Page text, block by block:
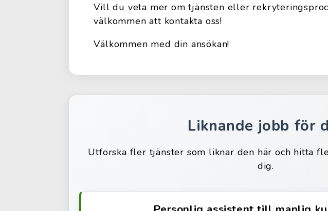
Vill du veta mer om tjänsten eller
välkommen att kontakta oss!
Välkommen med din ansökan!
Liknande jobb för
Utforska fler tjänster som liknar den här och hitta
dig.